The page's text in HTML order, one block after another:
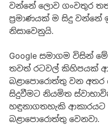
වන්නේ ලොව ගංවතුර
ප්‍රමාණයක් ම සිදු වන්නේ
නිසාවෙනුයි.
Google සමාගම විසින්
තවත් රටවල් කිහිපයක්
බළාපොරොත්තු වන අතර
සිදුවීමට නියමිත
හඳුනාගතහැකි
බළාපොරොත්තු වෙනවා.